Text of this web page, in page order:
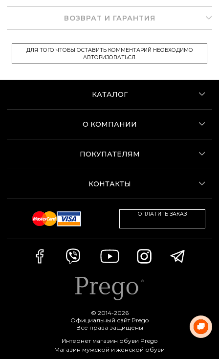
ВОЗВРАТ И ГАРАНТИЯ
ДЛЯ ТОГО ЧТОБЫ ОСТАВИТЬ КОММЕНТАРИЙ НЕОБХОДИМО
АВТОРИЗОВАТЬСЯ.
КАТАЛОГ
О КОМПАНИИ
ПОКУПАТЕЛЯМ
КОНТАКТЫ
ОПЛАТИТЬ ЗАКАЗ
© 2014-2026
Официальный сайт Prego
Все права защищены
Интернет магазин обуви Prego
Магазин мужской и женской обуви